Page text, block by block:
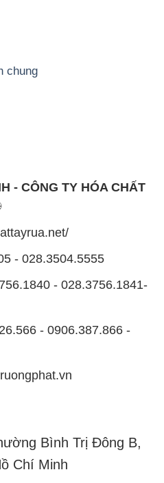
chung
- CÔNG TY HÓA CHẤT
- 028.3504.5555
- 028.3756.1841-
- 0906.387.866 -
Bình Trị Đông B,
Chí Minh